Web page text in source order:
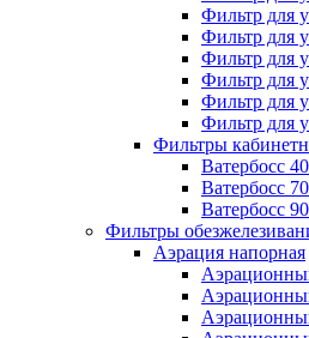
Фильтр для
Фильтр для
Фильтр для
Фильтр для
Фильтр для
Фильтр для
Фильтры
Ватербосс
Ватербосс
Ватербосс
Фильтры
Аэрация напорная